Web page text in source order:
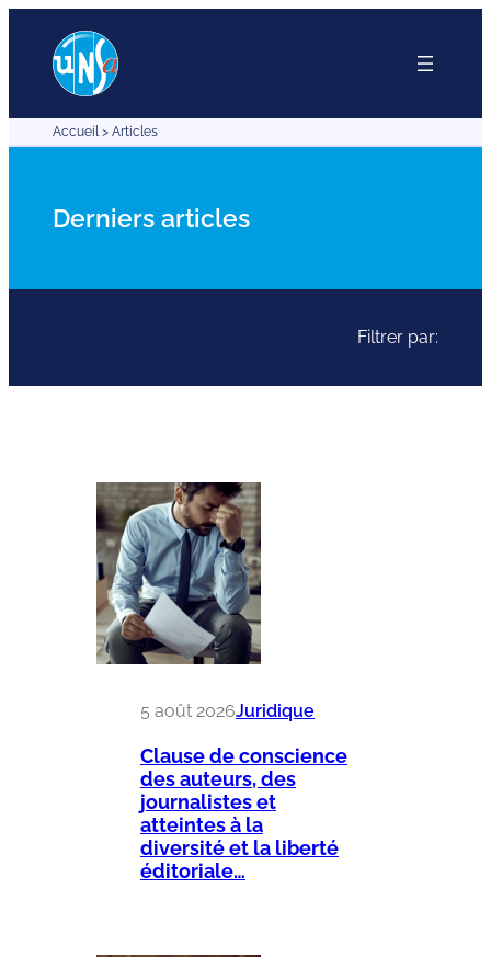
contenu
Accueil> Articles
Derniers articles
Filtrer par:
5 août 2026Juridique
Clause de conscience
des auteurs, des
journalistes et
atteintes à la
diversité et la liberté
éditoriale…